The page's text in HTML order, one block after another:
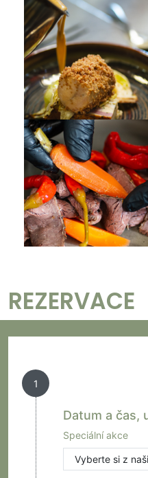
REZERVACE